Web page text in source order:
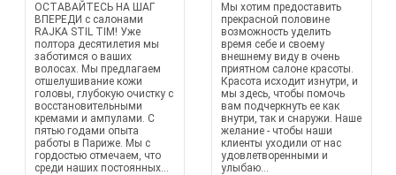
ОСТАВАЙТЕСЬ НА ШАГ
ВПЕРЕДИ с салонами
RAJKA STIL TIM! Уже
полтора десятилетия мы
заботимся о ваших
волосах. Мы предлагаем
отшелушивание кожи
головы, глубокую очистку с
восстановительными
кремами и ампулами. С
пятью годами опыта
работы в Париже. Мы с
гордостью отмечаем, что
среди наших постоянных...
Мы хотим предоставить
прекрасной половине
возможность уделить
время себе и своему
внешнему виду в очень
приятном салоне красоты.
Красота исходит изнутри, и
мы здесь, чтобы помочь
вам подчеркнуть ее как
внутри, так и снаружи. Наше
желание - чтобы наши
клиенты уходили от нас
удовлетворенными и
улыбаю...